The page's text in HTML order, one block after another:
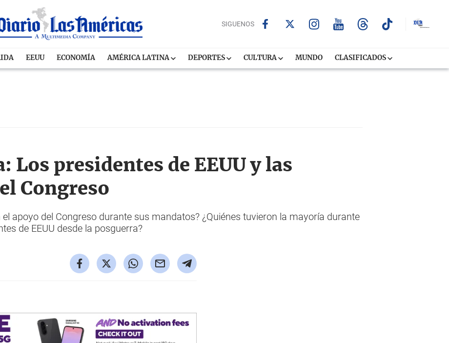
SIGUENOS
EEUU ECONOMÍA AMÉRICA LATINA DEPORTES CULTURA MUNDO CLASIFICADOS
Los presidentes de EEUU y las
Congreso
apoyo del Congreso durante sus mandatos? ¿Quiénes tuvieron la mayoría durante
de EEUU desde la posguerra?